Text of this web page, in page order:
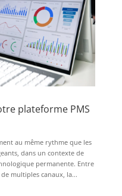
plateforme PMS
au même rythme que les
dans un contexte de
permanente. Entre
multiples canaux, la...